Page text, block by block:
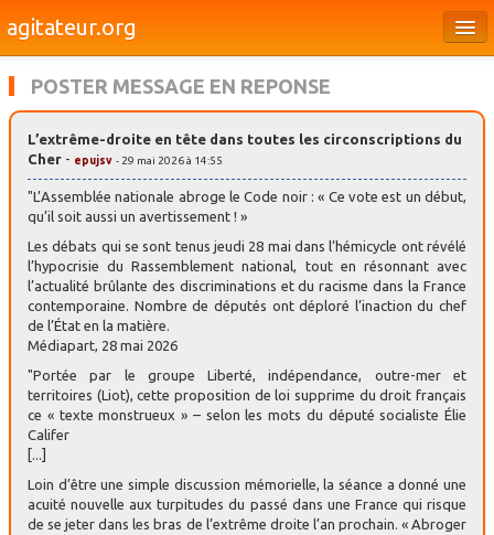
agitateur.org
Bourges & le Cher
Société
Culture
Médias
Dossiers
Brèves
POSTER MESSAGE EN REPONSE
L’extrême-droite en tête dans toutes les circonscriptions du
Cher - epujsv - 29 mai 2026 à 14:55
"L’Assemblée nationale abroge le Code noir : « Ce vote est un début,
qu’il soit aussi un avertissement ! »
Les débats qui se sont tenus jeudi 28 mai dans l’hémicycle ont révélé
l’hypocrisie du Rassemblement national, tout en résonnant avec
l’actualité brûlante des discriminations et du racisme dans la France
contemporaine. Nombre de députés ont déploré l’inaction du chef
de l’État en la matière.
Médiapart, 28 mai 2026
"Portée par le groupe Liberté, indépendance, outre-mer et
territoires (Liot), cette proposition de loi supprime du droit français
ce « texte monstrueux » – selon les mots du député socialiste Élie
Califer
[...]
Loin d’être une simple discussion mémorielle, la séance a donné une
acuité nouvelle aux turpitudes du passé dans une France qui risque
de se jeter dans les bras de l’extrême droite l’an prochain. « Abroger